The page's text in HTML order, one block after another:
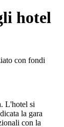
hotel
con fondi
L'hotel si
la gara
con la